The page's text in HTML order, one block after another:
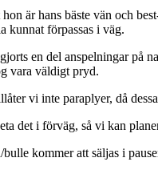
är hans bäste vän och
kunnat förpassas i väg.
en del anspelningar på
vara väldigt pryd.
vi inte paraplyer, då
det i förväg, så vi kan
kommer att säljas i